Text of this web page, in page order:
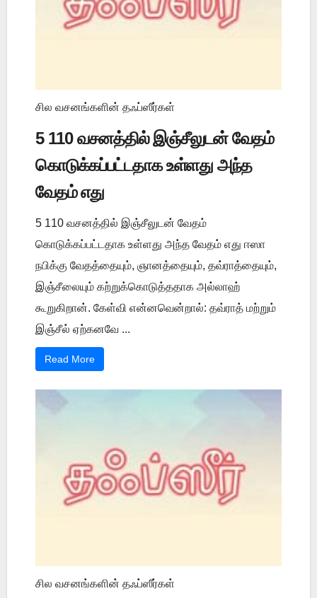
சில வசனங்களின் தஃப்ஸீர்கள்
5 110 வசனத்தில் இஞ்சீலுடன் வேதம்
கொடுக்கப்பட்டதாக உள்ளது அந்த
வேதம் எது
5 110 வசனத்தில் இஞ்சீலுடன் வேதம்
கொடுக்கப்பட்டதாக உள்ளது அந்த வேதம் எது ஈஸா
நபிக்கு வேதத்தையும், ஞானத்தையும், தவ்ராத்தையும்,
இஞ்சீலையும் கற்றுக்கொடுத்ததாக அல்லாஹ்
கூறுகிறான். கேள்வி என்னவென்றால்: தவ்ராத் மற்றும்
இஞ்சீல் ஏற்கனவே ...
Read More
சில வசனங்களின் தஃப்ஸீர்கள்